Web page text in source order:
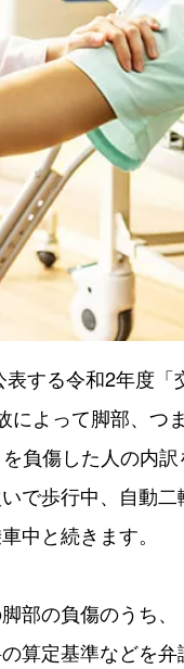
する令和2年度「
によって脚部、つ
負傷した人の内
で歩行中、自動
中と続きます。
部の負傷のうち、
算定基準などを弁